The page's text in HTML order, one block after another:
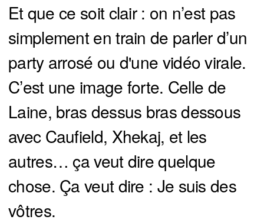
Et que ce soit clair : on n’est pas
simplement en train de parler d’un
party arrosé ou d'une vidéo virale.
C’est une image forte. Celle de
Laine, bras dessus bras dessous
avec Caufield, Xhekaj, et les
autres… ça veut dire quelque
chose. Ça veut dire : Je suis des
vôtres.